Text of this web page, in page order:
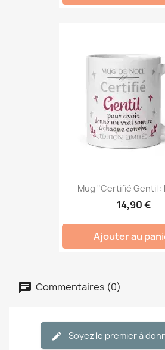
Mug "Certifié Gentil :
14,90 €
Ajouter au
Commentaires (0)
Soyez le premier à